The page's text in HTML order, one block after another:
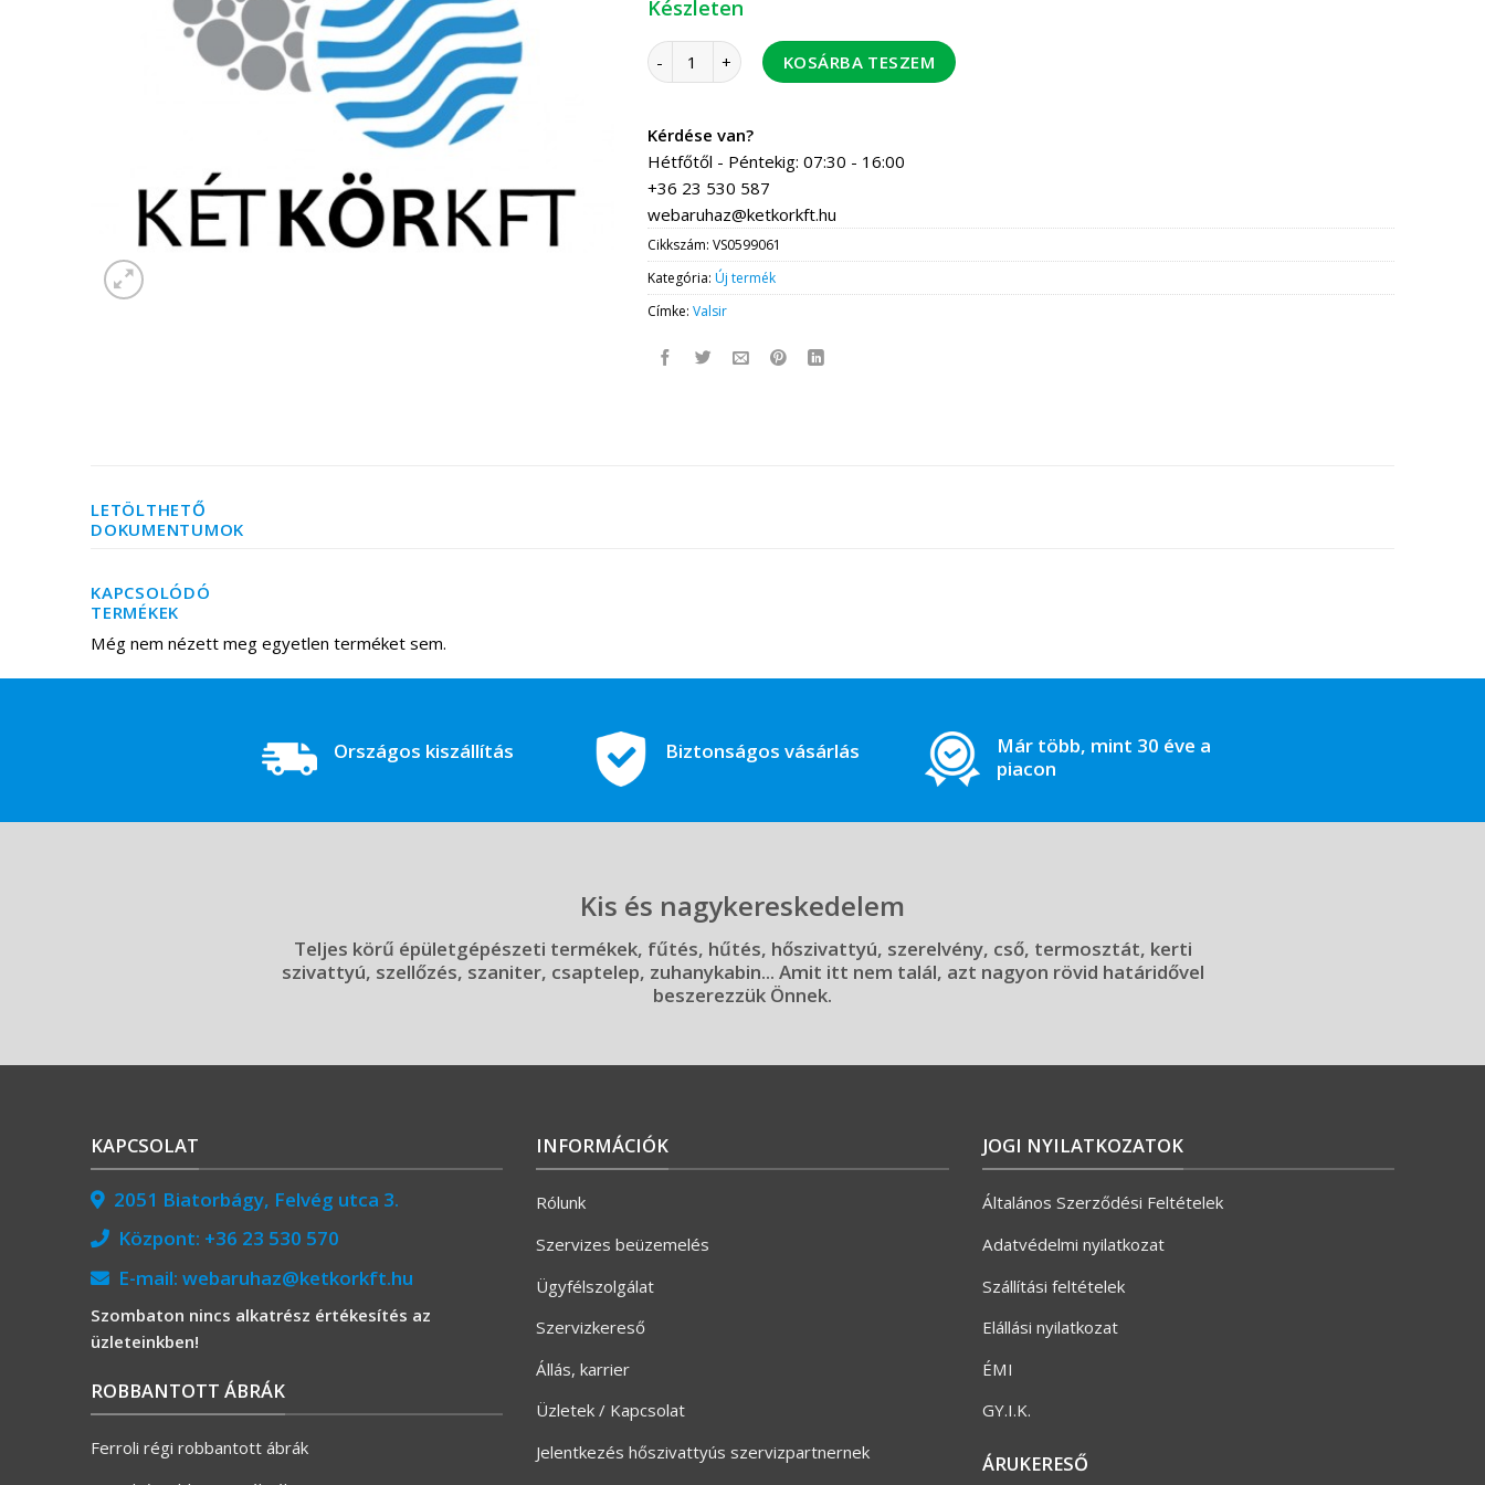
Készleten
Valsir PP elágazó idom d90/90 - 45' mennyiség
KOSÁRBA TESZEM
Kérdése van?
Hétfőtől - Péntekig: 07:30 - 16:00
+36 23 530 587
webaruhaz@ketkorkft.hu
Cikkszám:VS0599061
Kategória:Új termék
Címke:Valsir
LETÖLTHETŐ
DOKUMENTUMOK
KAPCSOLÓDÓ
TERMÉKEK
Még nem nézett meg egyetlen terméket sem.
Országos kiszállítás Biztonságos vásárlás
Már több, mint 30 éve a
piacon
Kis és nagykereskedelem
Teljes körű épületgépészeti termékek, fűtés, hűtés, hőszivattyú, szerelvény, cső, termosztát, kerti
szivattyú, szellőzés, szaniter, csaptelep, zuhanykabin... Amit itt nem talál, azt nagyon rövid határidővel
beszerezzük Önnek.
KAPCSOLAT
2051 Biatorbágy, Felvég utca 3.
Központ: +36 23 530 570
E-mail: webaruhaz@ketkorkft.hu
Szombaton nincs alkatrész értékesítés az
üzleteinkben!
ROBBANTOTT ÁBRÁK
Ferroli régi robbantott ábrák
INFORMÁCIÓK
Rólunk
Szervizes beüzemelés
Ügyfélszolgálat
Szervizkereső
Állás, karrier
Üzletek / Kapcsolat
Jelentkezés hőszivattyús szervizpartnernek
JOGI NYILATKOZATOK
Általános Szerződési Feltételek
Adatvédelmi nyilatkozat
Szállítási feltételek
Elállási nyilatkozat
ÉMI
GY.I.K.
ÁRUKERESŐ